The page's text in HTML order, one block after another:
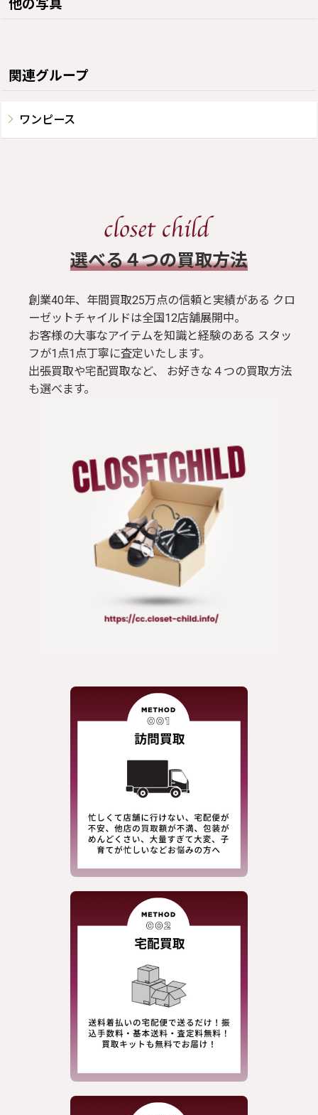
他の写真
関連グループ
ワンピース
​選べる４つの買取方法
創業40年、年間買取25万点の信頼と実績がある クロ
ーゼットチャイルドは全国12店舗展開中。
お客様の大事なアイテムを知識と経験のある スタッ
フが1点1点丁寧に査定いたします。
出張買取や宅配買取など、 お好きな４つの買取方法
も選べます。